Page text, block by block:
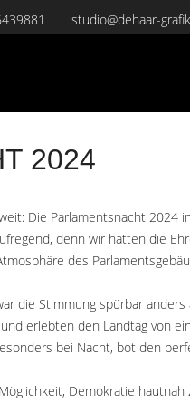
studio@dehaar-
2024
Die Parlamentsnacht 2024
denn wir hatten die
des
die Stimmung spürbar
erlebten den Landtag von
bei Nacht, bot den
Demokratie